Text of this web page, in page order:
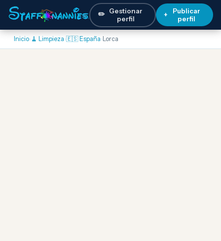
✏️ Gestionar
perfil
+
Publicar
perfil
Inicio› 🧹 Limpieza›🇪🇸 España› Lorca